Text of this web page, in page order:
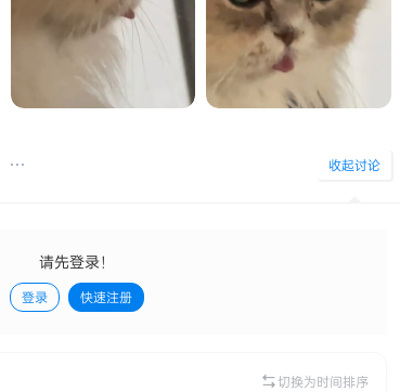
收起讨论
请先登录！
登录 快速注册
切换为时间排序